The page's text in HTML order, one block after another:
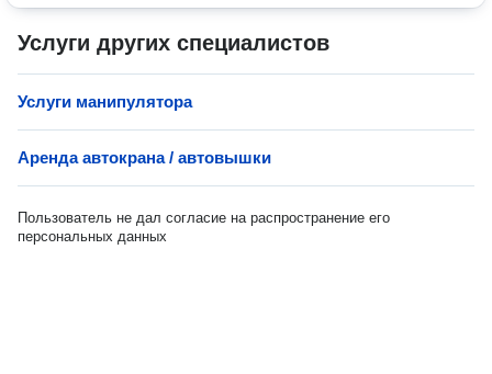
Услуги других специалистов
Услуги манипулятора
Аренда автокрана / автовышки
Пользователь не дал согласие на распространение его
персональных данных